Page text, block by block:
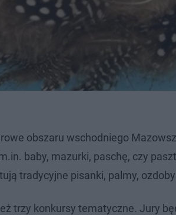
obszaru wschodniego
baby, mazurki, paschę, czy
tradycyjne pisanki, palmy,
trzy konkursy tematyczne. Jury